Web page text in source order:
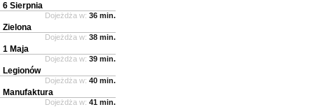
6 Sierpnia
Dojeżdża w: 36 min.
Zielona
Dojeżdża w: 38 min.
1 Maja
Dojeżdża w: 39 min.
Legionów
Dojeżdża w: 40 min.
Manufaktura
Dojeżdża w: 41 min.